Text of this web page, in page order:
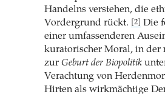
Handelns verstehen, die
Vordergrund rückt.
[2]
Die
einer umfassenderen
kuratorischer Moral, in der
zur Geburt der Biopolitik
Verachtung von
Hirten als wirkmächtige